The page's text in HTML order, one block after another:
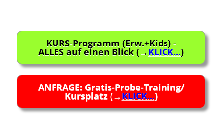
KURS-Programm (Erw.+Kids) -
ALLES auf einen Blick (→KLICK...)
ANFRAGE: Gratis-Probe-Training/
Kursplatz (→KLICK...)